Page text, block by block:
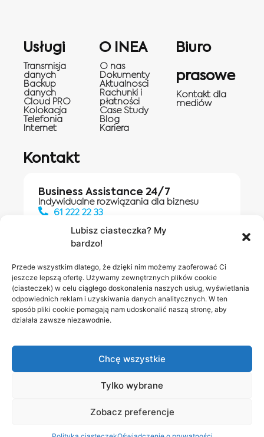
Lubisz ciasteczka? My
bardzo!
Przede wszystkim dlatego, że dzięki nim możemy zaoferować Ci
jeszcze lepszą ofertę. Używamy zewnętrznych plików cookie
(ciasteczek) w celu ciągłego doskonalenia naszych usług, wyświetlania
odpowiednich reklam i uzyskiwania danych analitycznych. W ten
sposób pliki cookie pomagają nam udoskonalić naszą stronę, aby
działała zawsze niezawodnie.
Chcę wszystkie
Tylko wybrane
Zobacz preferencje
Usługi
Transmisja
danych
Backup
danych
Cloud PRO
Kolokacja
Telefonia
Internet
O INEA
O nas
Dokumenty
Aktualnosci
Rachunki i
płatności
Case Study
Blog
Kariera
Biuro
prasowe
Kontakt dla
mediów
Kontakt
Business Assistance 24/7
Indywidualne rozwiązania dla biznesu
61 222 22 33
Salony INEA
Napisz do
Polityka prywatnościRODO w INEABezpieczeństwo